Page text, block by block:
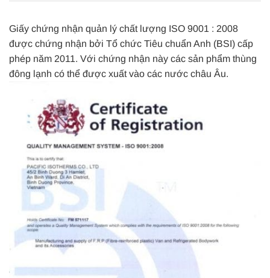
Giấy chứng nhận quản lý chất lượng ISO 9001 : 2008
được chứng nhận bởi Tổ chức Tiêu chuẩn Anh (BSI) cấp
phép năm 2011. Với chứng nhận này các sản phẩm thùng
đông lạnh có thể được xuất vào các nước châu Âu.